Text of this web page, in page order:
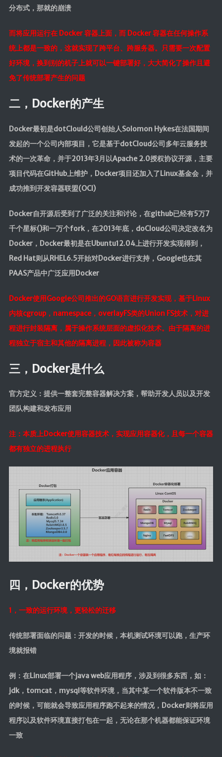
分布式，那就的崩溃
而将应用运行在 Docker 容器上面，而 Docker 容器在任何操作系
统上都是一致的，这就实现了跨平台、跨服务器。只需要一次配置
好环境，换到别的机子上就可以一键部署好，大大简化了操作且避
免了传统部署产生的问题
二，Docker的产生
Docker最初是dotClould公司创始人Solomon Hykes在法国期间
发起的一个公司内部项目，它是基于dotCloud公司多年云服务技
术的一次革命，并于2013年3月以Apache 2.0授权协议开源，主要
项目代码在GitHub上维护，Docker项目还加入了Linux基金会，并
成功推到开发容器联盟(OCI)
Docker自开源后受到了广泛的关注和讨论，在github已经有5万7
千个星标()和一万个fork，在2013年底，doCloud公司决定改名为
Docker，Docker最初是在Ubuntu12.04上进行开发实现得到，
Red Hat则从RHEL6.5开始对Docker进行支持，Google也在其
PAAS产品中广泛应用Docker
Docker使用Google公司推出的GO语言进行开发实现，基于Linux
内核cgroup，namespace，overlayFS类的Union FS技术，对进
程进行封装隔离，属于操作系统层面的虚拟化技术。由于隔离的进
程独立于宿主和其他的隔离进程，因此被称为容器
三，Docker是什么
官方定义：提供一整套完整容器解决方案，帮助开发人员以及开发
团队构建和发布应用
注：本质上Docker使用容器技术，实现应用容器化，且每一个容器
都有独立的进程执行
四，Docker的优势
1，一致的运行环境，更轻松的迁移
传统部署面临的问题：开发的时候，本机测试环境可以跑，生产环
境就报错
例：在Linux部署一个java web应用程序，涉及到很多东西，如：
jdk，tomcat，mysql等软件环境，当其中某一个软件版本不一致
的时候，可能就会导致应用程序跑不起来的情况，Docker则将应用
程序以及软件环境直接打包在一起，无论在那个机器都能保证环境
一致
Redis
部署
Nginx
HaProxy
分布式
FastDFS
Minio
SpringSession
OAuth2.0
中间件
RabbitMQ
java开发
javaSE
JavaWeb
JVM
Mybatis
MybatisPlus
Spring
SpringBoot
SpringData
SpringSecurity
Swagger
Maven
计算机基础
设计模式
时光轴